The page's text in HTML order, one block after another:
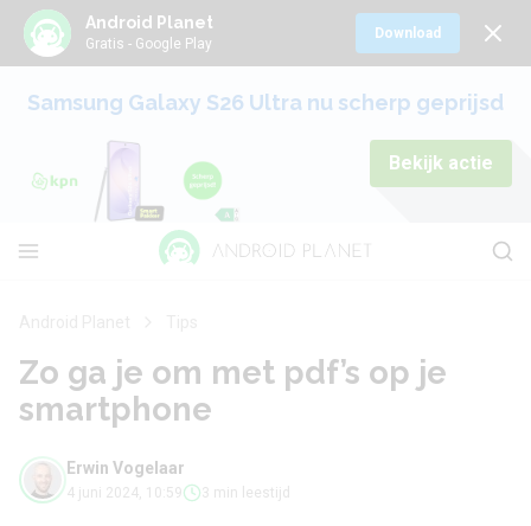
Android Planet
Gratis - Google Play
Download
Samsung Galaxy S26 Ultra nu scherp geprijsd
Bekijk actie
Zo ga je om met pdf’s op je
smartphone
Erwin Vogelaar
4 juni 2024, 10:59 3 min leestijd